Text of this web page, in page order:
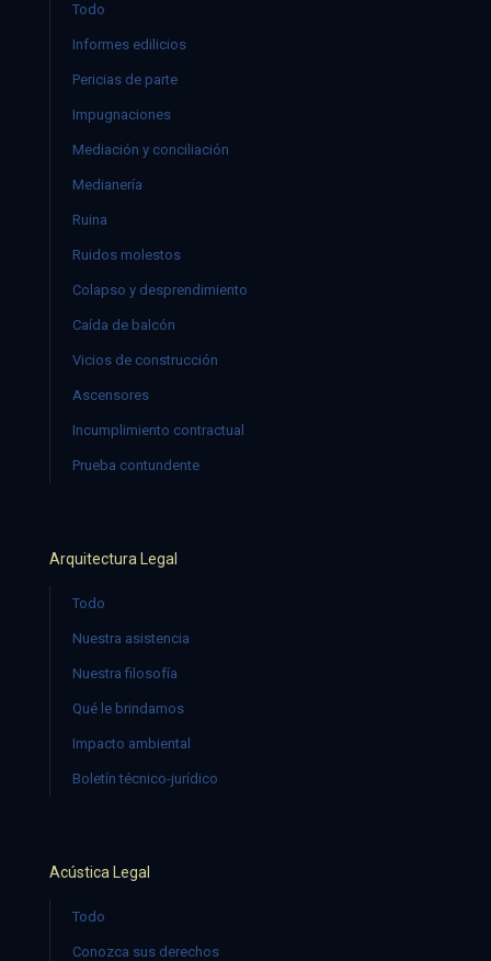
Todo
Informes edilicios
Pericias de parte
Impugnaciones
Mediación y conciliación
Medianería
Ruina
Ruidos molestos
Colapso y desprendimiento
Caída de balcón
Vicios de construcción
Ascensores
Incumplimiento contractual
Prueba contundente
Arquitectura Legal
Todo
Nuestra asistencia
Nuestra filosofía
Qué le brindamos
Impacto ambiental
Boletín técnico-jurídico
Acústica Legal
Todo
Conozca sus derechos